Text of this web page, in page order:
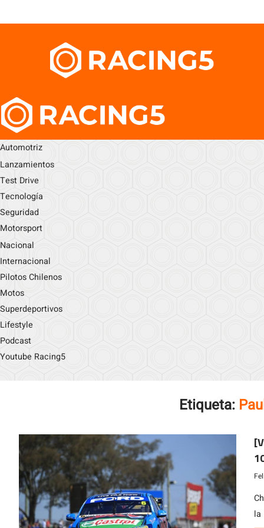
Automotriz
Lanzamientos
Test Drive
Tecnología
Seguridad
Motorsport
Nacional
Internacional
Pilotos Chilenos
Motos
Superdeportivos
Lifestyle
Podcast
Youtube Racing5
Etiqueta:
la